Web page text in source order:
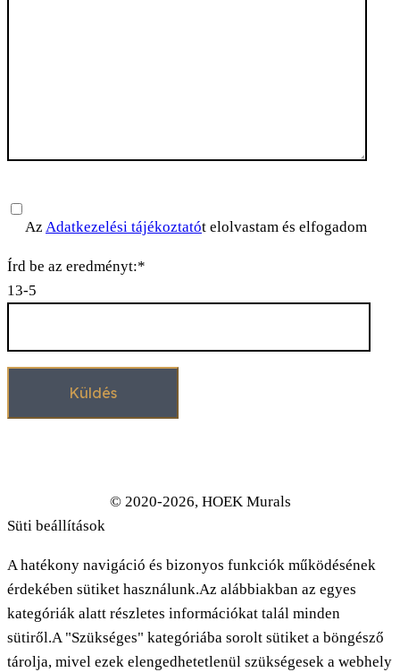
Please leave this field empty.
Az Adatkezelési tájékoztatót elolvastam és elfogadom
Írd be az eredményt:*
13-5
© 2020-2026, HOEK Murals
Süti beállítások
A hatékony navigáció és bizonyos funkciók működésének
érdekében sütiket használunk.Az alábbiakban az egyes
kategóriák alatt részletes információkat talál minden
sütiről.A "Szükséges" kategóriába sorolt sütiket a böngésző
tárolja, mivel ezek elengedhetetlenül szükségesek a webhely